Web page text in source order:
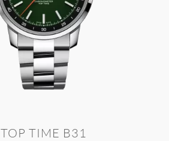
TOP TIME B31